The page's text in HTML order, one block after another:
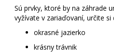
Sú prvky, ktoré by na záhrade
vyžívate v zariaďovaní, určite
okrasné jazierko
krásny trávnik